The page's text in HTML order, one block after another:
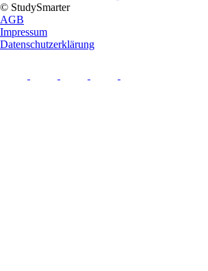
© StudySmarter
AGB
Impressum
Datenschutzerklärung